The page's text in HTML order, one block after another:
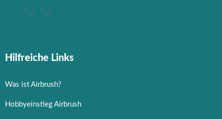
Hilfreiche Links
Was ist Airbrush?
Hobbyeinstieg Airbrush